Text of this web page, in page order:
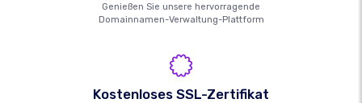
Genießen Sie unsere hervorragende
Domainnamen-Verwaltung-Plattform
Kostenloses SSL-Zertifikat